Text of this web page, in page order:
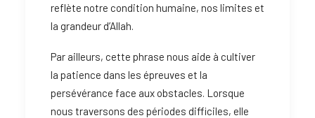
reflète notre condition humaine, nos limites et
la grandeur d’Allah.
Par ailleurs, cette phrase nous aide à cultiver
la patience dans les épreuves et la
persévérance face aux obstacles. Lorsque
nous traversons des périodes difficiles, elle